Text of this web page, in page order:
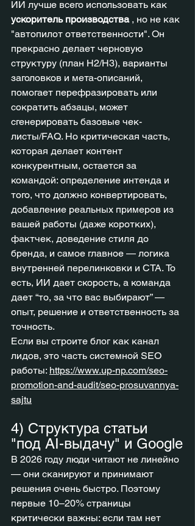
ИИ лучше всего использовать как
ускоритель производства , но не как
"автопилот ответственности". Он
прекрасно делает черновую
структуру (план H2/H3), варианты
заголовков и мета-описаний,
помогает перефразировать или
сократить абзацы, может
сгенерировать базовые чек-
листы/FAQ. Но критическая часть,
которая делает контент
конкурентным, остается за
командой: определение интенда и
того, что должно конвертировать,
добавление реальных примеров из
вашей работы (даже коротких),
фактчек, доведение стиля до
бренда, и самое главное — логика
внутренней перелинковки и CTA. То
есть, ИИ дает скорость, а команда
дает “то, за что вас выбирают” —
опыт, решение и ответственность за
точность.
Если вы строите блог как канал
лидов, это часть системной SEO
работы: https://www.up-np.com/seo-
promotion-and-audit/seo-prosuvannya-
sajtu
4) Структура статьи
"под AI-выдачу" и Google
В 2026 году люди читают не линейно
— они сканируют и принимают
решения очень быстро. Поэтому
первые 10–20% страницы
критически важны: если там нет